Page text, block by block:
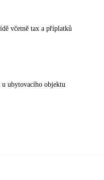
včetně tax a příplatků
u ubytovacího objektu